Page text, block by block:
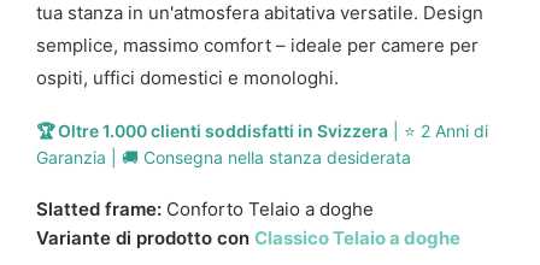
tua stanza in un'atmosfera abitativa versatile. Design
semplice, massimo comfort – ideale per camere per
ospiti, uffici domestici e monologhi.
🏆 Oltre 1.000 clienti soddisfatti in Svizzera | ⭐ 2 Anni di
Garanzia | 🚚 Consegna nella stanza desiderata
Slatted frame: Conforto Telaio a doghe
Variante di prodotto con Classico Telaio a doghe